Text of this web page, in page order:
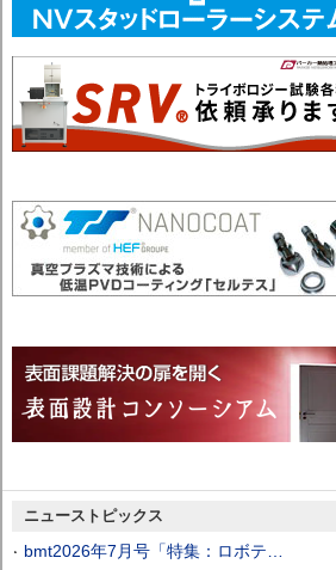
ニューストピックス
bmt2026年7月号「特集：ロボテ…